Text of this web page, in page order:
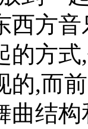
西方
的方
的,而
曲结